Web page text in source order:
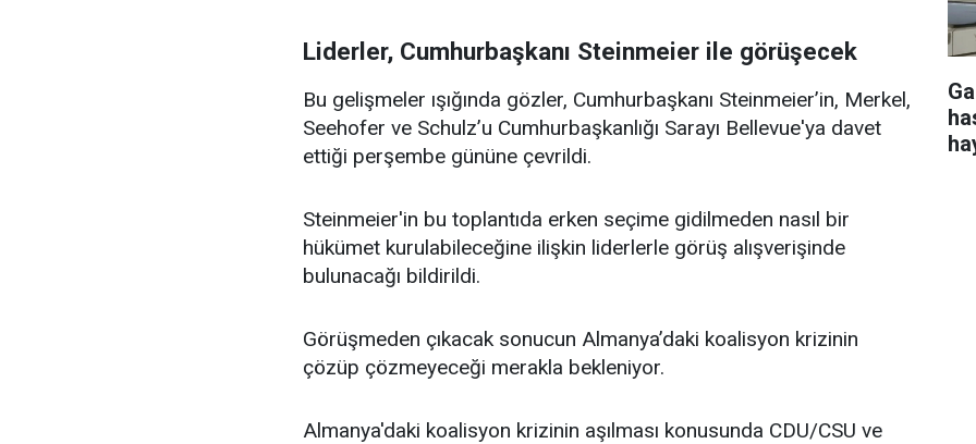
Liderler, Cumhurbaşkanı Steinmeier ile görüşecek
Bu gelişmeler ışığında gözler, Cumhurbaşkanı Steinmeier’in, Merkel,
Seehofer ve Schulz’u Cumhurbaşkanlığı Sarayı Bellevue'ya davet
ettiği perşembe gününe çevrildi.
Steinmeier'in bu toplantıda erken seçime gidilmeden nasıl bir
hükümet kurulabileceğine ilişkin liderlerle görüş alışverişinde
bulunacağı bildirildi.
Görüşmeden çıkacak sonucun Almanya’daki koalisyon krizinin
çözüp çözmeyeceği merakla bekleniyor.
Almanya'daki koalisyon krizinin aşılması konusunda CDU/CSU ve